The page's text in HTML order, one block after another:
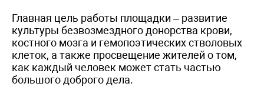
Главная цель работы площадки – развитие
культуры безвозмездного донорства крови,
костного мозга и гемопоэтических стволовых
клеток, а также просвещение жителей о том,
как каждый человек может стать частью
большого доброго дела.